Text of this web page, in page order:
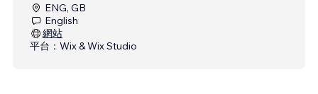
ENG, GB
English
網站
平台： Wix & Wix Studio